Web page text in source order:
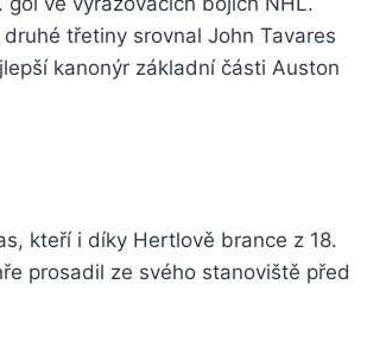
třetiny srovnal John Tavares
kanonýr základní části Auston
kteří i díky Hertlově brance z 18.
prosadil ze svého stanoviště před